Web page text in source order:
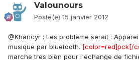
Valounours
Posté(e) 15 janvier 2012
@Khancyr : Les problème serait :
musique par bluetooth. [color=red]pck[/
marche tres bien pour l'échange de